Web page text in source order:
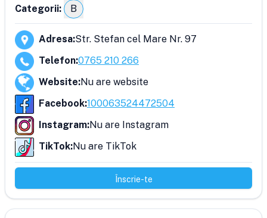
Categorii: B
Adresa:Str. Stefan cel Mare Nr. 97
Telefon:0765 210 266
Website:Nu are website
Facebook:100063524472504
Instagram:Nu are Instagram
TikTok:Nu are TikTok
Înscrie-te